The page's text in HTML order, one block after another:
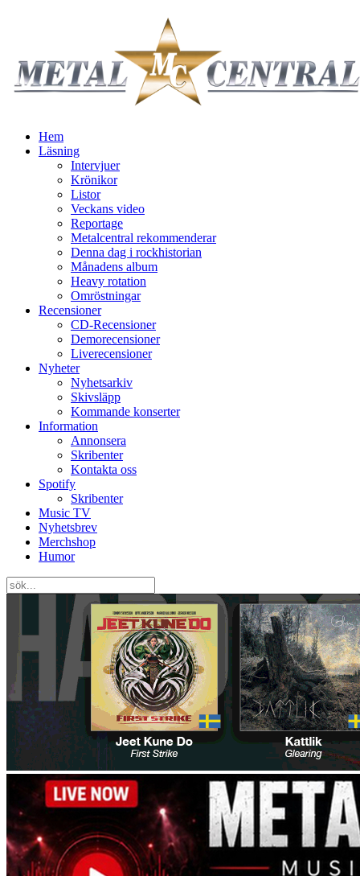
Hem
Läsning
Intervjuer
Krönikor
Listor
Veckans video
Reportage
Metalcentral rekommenderar
Denna dag i rockhistorian
Månadens album
Heavy rotation
Omröstningar
Recensioner
CD-Recensioner
Demorecensioner
Liverecensioner
Nyheter
Nyhetsarkiv
Skivsläpp
Kommande konserter
Information
Annonsera
Skribenter
Kontakta oss
Spotify
Skribenter
Music TV
Nyhetsbrev
Merchshop
Humor